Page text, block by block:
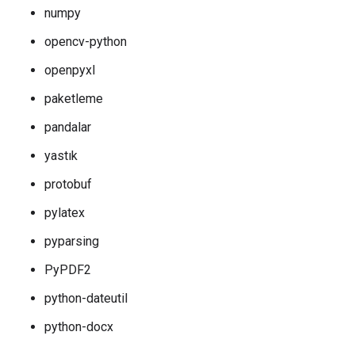
numpy
opencv-python
openpyxl
paketleme
pandalar
yastık
protobuf
pylatex
pyparsing
PyPDF2
python-dateutil
python-docx